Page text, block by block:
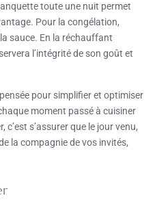
toute une nuit permet
Pour la congélation,
sauce. En la réchauffant
l’intégrité de son goût et
pour simplifier et optimiser
moment passé à cuisiner
s’assurer que le jour venu,
la compagnie de vos invités,